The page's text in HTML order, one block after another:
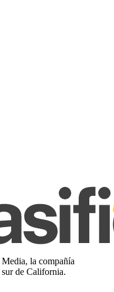
la compañía
de California.